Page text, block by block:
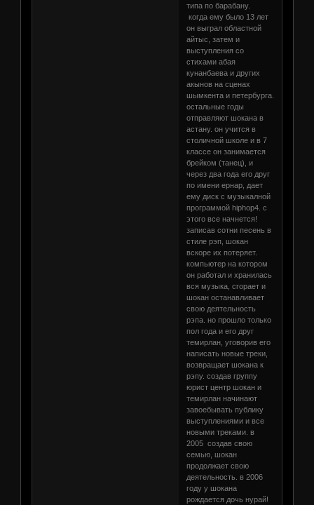
типа по барабану.
когда ему было 13 лет
он выграл областной
айтыс, затем и
выступления со
стихами абая
кунанбаева и других
акынов на сценах
шымкента и петербурга.
остальные годы
отправляют шокана в
астану. он учится в
столичной школе и в 7
классе он занимается
брейком (танец), и
через два года его друг
по имени ернар, дает
ему диск с музыкалной
программой hiphop4. с
этого все начнется!
записав сотни песень в
стиле рэп, шокан
вскоре их потеряет.
компьютер на котором
он работал и хранилась
вся музыка, сгорает и
шокан останавливает
свою деятельность
рэпа. но прошло только
пол года и его друг
темирлан, уговорив его
написать новые треки,
возвращает шокана к
рэпу. создав группу
юрист центр шокан и
темирлан начинают
завоебывать публику
выступлениями и все
новыми треками. в
2005 создав свою
семью, шокан
продолжает свою
деятельность. в 2006
году у шокана
рождается дочь нурай!